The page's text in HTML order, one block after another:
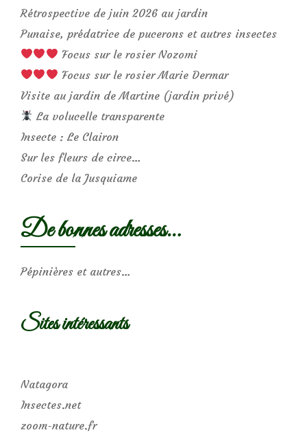
Rétrospective de juin 2026 au jardin
Punaise, prédatrice de pucerons et autres insectes
Focus sur le rosier Nozomi
Focus sur le rosier Marie Dermar
Visite au jardin de Martine (jardin privé)
La volucelle transparente
Insecte : Le Clairon
Sur les fleurs de circe…
Corise de la Jusquiame
De bonnes adresses…
Pépinières et autres…
Sites intéressants
Natagora
Insectes.net
zoom-nature.fr